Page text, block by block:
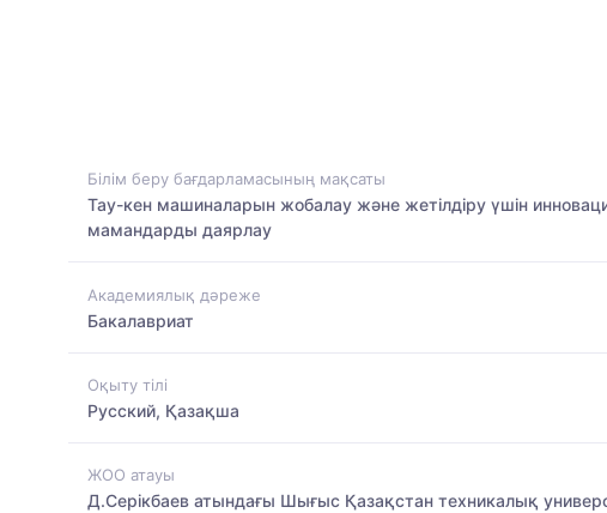
Білім беру бағдарламасының мақсаты
Тау-кен машиналарын жобалау және жетілдіру үшін
мамандарды даярлау
Академиялық дәреже
Бакалавриат
Оқыту тілі
Русский, Қазақша
ЖОО атауы
Д.Серікбаев атындағы Шығыс Қазақстан техникалық